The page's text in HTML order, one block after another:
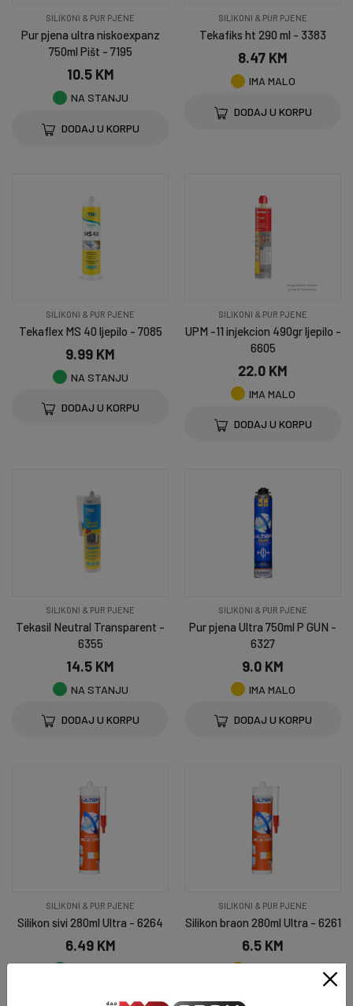
SILIKONI & PUR PJENE
Pur pjena ultra niskoexpanz
750ml Pišt - 7195
10.5 KM
NA STANJU
DODAJ U KORPU
SILIKONI & PUR PJENE
Tekafiks ht 290 ml - 3383
8.47 KM
IMA MALO
DODAJ U KORPU
SILIKONI & PUR PJENE
Tekaflex MS 40 ljepilo - 7085
9.99 KM
NA STANJU
DODAJ U KORPU
SILIKONI & PUR PJENE
UPM -11 injekcion 490gr ljepilo -
6605
22.0 KM
IMA MALO
DODAJ U KORPU
SILIKONI & PUR PJENE
Tekasil Neutral Transparent -
6355
14.5 KM
NA STANJU
DODAJ U KORPU
SILIKONI & PUR PJENE
Pur pjena Ultra 750ml P GUN -
6327
9.0 KM
IMA MALO
DODAJ U KORPU
SILIKONI & PUR PJENE
Silikon sivi 280ml Ultra - 6264
6.49 KM
DODAJ U KORPU
SILIKONI & PUR PJENE
Silikon braon 280ml Ultra - 6261
6.5 KM
DODAJ U KORPU